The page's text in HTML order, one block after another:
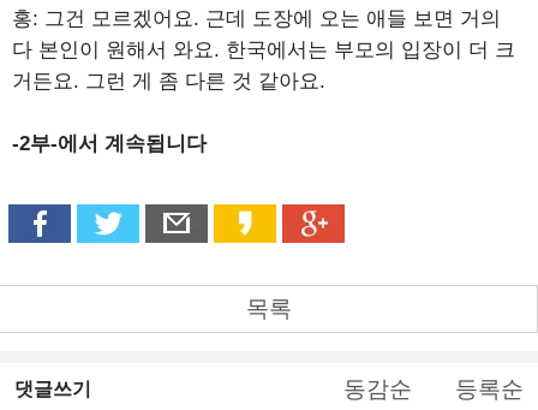
홍: 그건 모르겠어요. 근데 도장에 오는 애들 보면 거의
다 본인이 원해서 와요. 한국에서는 부모의 입장이 더 크
거든요. 그런 게 좀 다른 것 같아요.
-2부-에서 계속됩니다
목록
댓글쓰기 동감순 등록순